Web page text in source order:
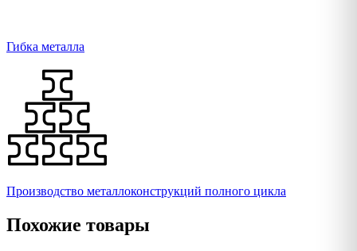
Гибка металла
Производство металлоконструкций полного цикла
Похожие товары